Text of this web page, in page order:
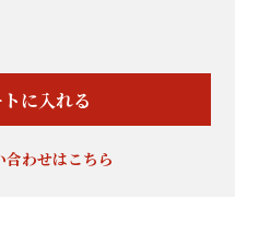
に入れる
カートへ進む
合わせはこちら